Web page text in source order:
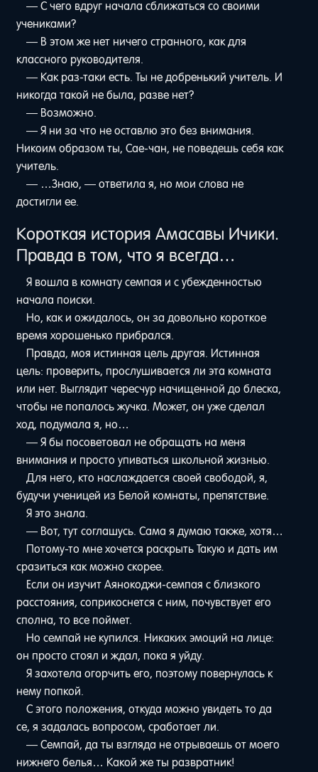
— С чего вдруг начала сближаться со своими
учениками?
— В этом же нет ничего странного, как для
классного руководителя.
— Как раз-таки есть. Ты не добренький учитель. И
никогда такой не была, разве нет?
— Возможно.
— Я ни за что не оставлю это без внимания.
Никоим образом ты, Сае-чан, не поведешь себя как
учитель.
— …Знаю, — ответила я, но мои слова не
достигли ее.
Короткая история Амасавы Ичики.
Правда в том, что я всегда…
Я вошла в комнату семпая и с убежденностью
начала поиски.
Но, как и ожидалось, он за довольно короткое
время хорошенько прибрался.
Правда, моя истинная цель другая. Истинная
цель: проверить, прослушивается ли эта комната
или нет. Выглядит чересчур начищенной до блеска,
чтобы не попалось жучка. Может, он уже сделал
ход, подумала я, но…
— Я бы посоветовал не обращать на меня
внимания и просто упиваться школьной жизнью.
Для него, кто наслаждается своей свободой, я,
будучи ученицей из Белой комнаты, препятствие.
Я это знала.
— Вот, тут соглашусь. Сама я думаю также, хотя…
Потому-то мне хочется раскрыть Такую и дать им
сразиться как можно скорее.
Если он изучит Аянокоджи-семпая с близкого
расстояния, соприкоснется с ним, почувствует его
сполна, то все поймет.
Но семпай не купился. Никаких эмоций на лице:
он просто стоял и ждал, пока я уйду.
Я захотела огорчить его, поэтому повернулась к
нему попкой.
С этого положения, откуда можно увидеть то да
се, я задалась вопросом, сработает ли.
— Семпай, да ты взгляда не отрываешь от моего
нижнего белья… Какой же ты развратник!